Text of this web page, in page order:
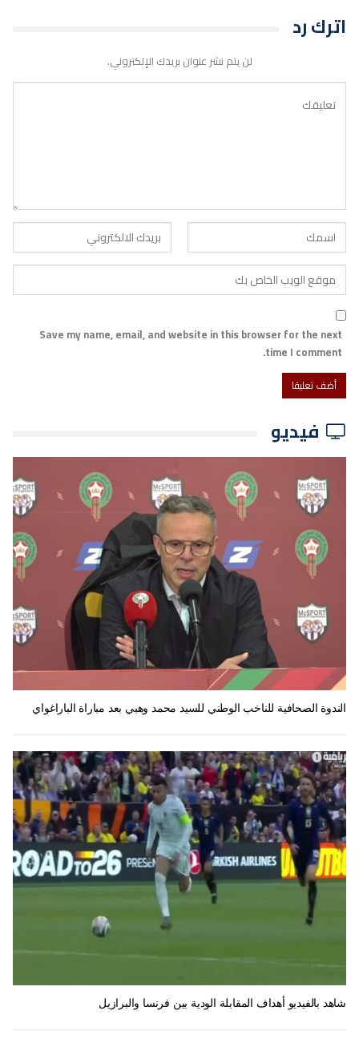
اترك رد
لن يتم نشر عنوان بريدك الإلكتروني.
Save my name, email, and website in this browser for the next
time I comment.
فيديو
الندوة الصحافية للناخب الوطني للسيد محمد وهبي بعد مباراة الباراغواي
شاهد بالفيديو أهداف المقابلة الودية بين فرنسا والبرازيل